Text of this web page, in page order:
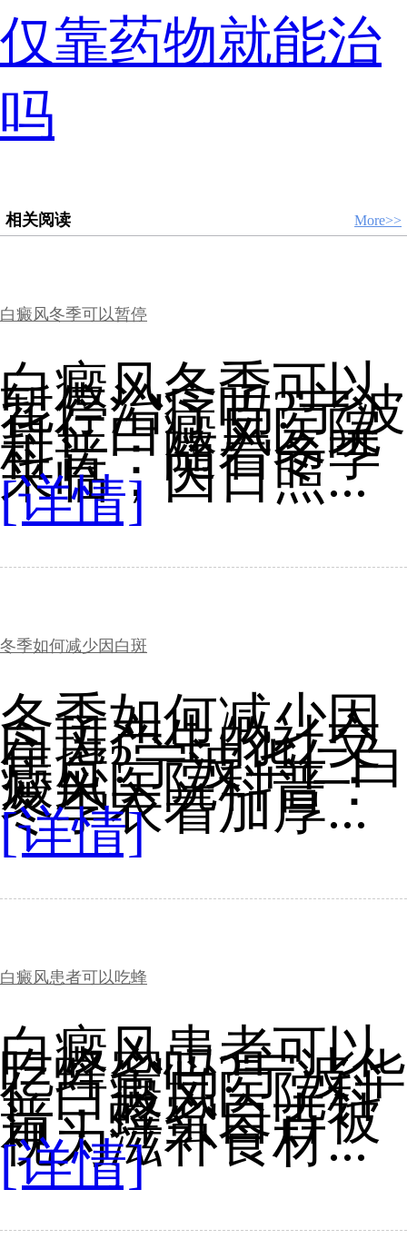
仅靠药物就能治
吗
相关阅读 More>>
白癜风冬季可以暂停
白癜风冬季可以
暂停治疗吗?宁波
华仁白癜风医院
科普：随着冬季
来临，因日照...
[详情]
冬季如何减少因白斑
冬季如何减少因
白斑产生的社交
焦虑?宁波华仁白
癜风医院科普：
冬季衣着加厚...
[详情]
白癜风患者可以吃蜂
白癜风患者可以
吃蜂蜜吗?宁波华
仁白癜风医院科
普：蜂蜜自古被
视为滋补食材...
[详情]